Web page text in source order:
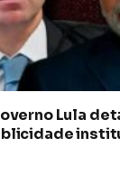
Lula